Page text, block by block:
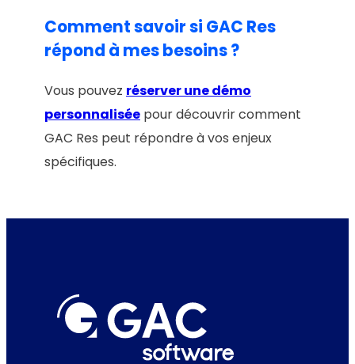
Comment savoir si GAC Res
répond à mes besoins ?
Vous pouvez réserver une démo
personnalisée pour découvrir comment
GAC Res peut répondre à vos enjeux
spécifiques.